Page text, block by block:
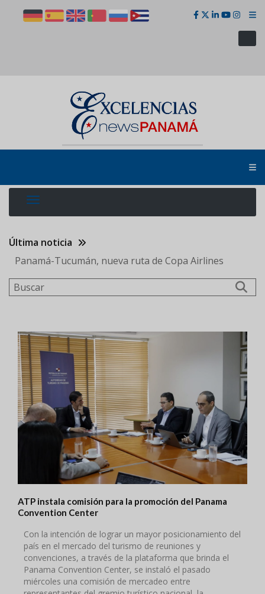
Última noticia
Panamá-Tucumán, nueva ruta de Copa Airlines
Buscar
ATP instala comisión para la promoción del Panama
Convention Center
Con la intención de lograr un mayor posicionamiento del
país en el mercado del turismo de reuniones y
convenciones, a través de la plataforma que brinda el
Panama Convention Center, se instaló el pasado
miércoles una comisión de mercadeo entre